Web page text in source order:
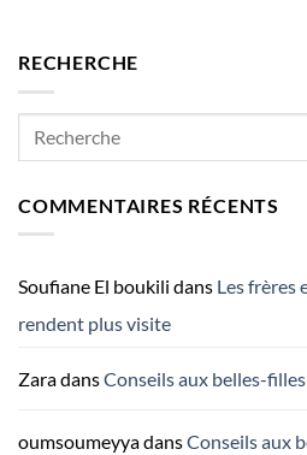
RECHERCHE
COMMENTAIRES RÉCENTS
Soufiane El boukili dans Les frères
rendent plus visite
ZaradansConseils aux belles-
oumsoumeyyadansConseils aux